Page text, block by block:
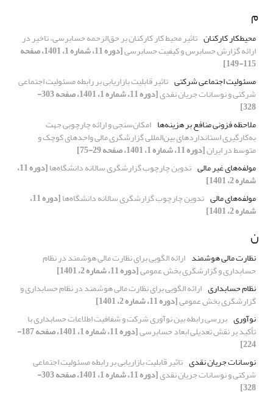
م
محیط­کار کارکنان تاثیر محیط کار کارکنان بر حق‌الزحمه حسابرسی، تاخیر در
ارائه گزارش حسابرس و کیفیت حسابرسی [دوره 11، شماره 1، 1401، صفحه
115-149]
مسئولیت اجتماعی شرکتی تاثیر قابلیت بازاریابی بر رابطه مسئولیت اجتماعی
شرکتی و نوسانات جریان نقدی [دوره 11، شماره 1، 1401، صفحه 303-
328]
ملاحظه‌‌‌‌ فزونی منافع بر هزینه‌‌ها امکان‌‌سنجی و ارائه‌‌ چارچوبی جهت
به‌کارگیری استانداردهای بین‌‌المللی گزارشگری مالی واحدهای کوچک و
متوسط در ایران[دوره 11، شماره 1، 1401، صفحه 29-75]
مولفه‌‌های غیر مالی تدوین چارچوب گزارشگری سالانه دانشگاه‌ها [دوره 11،
شماره 2، 1401]
مولفه‌‌های مالی تدوین چارچوب گزارشگری سالانه دانشگاه‌ها [دوره 11،
شماره 2، 1401]
ن
نظارت مالی هوشمند ارائه الگویی برای نظارت مالی هوشمند در نظام
حسابداری و گزارشگری بخش عمومی[دوره 11، شماره 2، 1401]
نظام حسابداری ارائه الگویی برای نظارت مالی هوشمند در نظام حسابداری و
گزارشگری بخش عمومی[دوره 11، شماره 2، 1401]
نوآوری بررسی رابطه بین نوآوری شرکت و شفافیت اطلاعات حسابداری با
تأکید بر نقش تعدیلی ابعاد حسابرسی [دوره 11، شماره 1، 1401، صفحه 187-
224]
نوسانات جریان نقدی تاثیر قابلیت بازاریابی بر رابطه مسئولیت اجتماعی
شرکتی و نوسانات جریان نقدی [دوره 11، شماره 1، 1401، صفحه 303-
328]